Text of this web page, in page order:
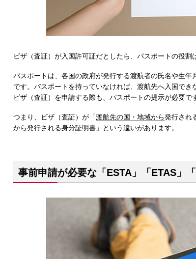
ビザ（査証）が入国許可証だとしたら、パスポートの役割
パスポートは、各国の政府が発行する渡航者の氏名や生
です。パスポートを持っていなければ、渡航先へ入国でき
ビザ（査証）を申請する際も、パスポートの提示が必要で
つまり、ビザ（査証）が「渡航先の国・地域から発行され
から発行される身分証明書」という違いがあります。
事前申請が必要な「ESTA」「ETAS」